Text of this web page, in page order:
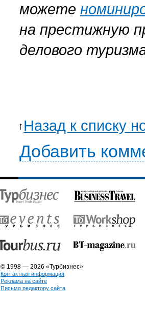
можете
на престижную
делового
Назад к списку
Добавить
© 1998 — 2026 «Турбизнес»
Контактная информация
Реклама на сайте
Письмо редактору сайта